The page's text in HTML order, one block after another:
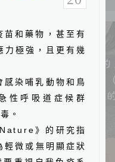
和藥物，甚至有
力極強，且更有幾
感染哺乳動物和鳥
性呼吸道症候群
。
Nature》的研究指
輕微或無明顯症狀